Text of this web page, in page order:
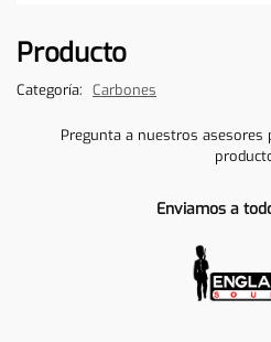
Producto
Categoría: Carbones
Pregunta a nuestros asesores
Enviamos a